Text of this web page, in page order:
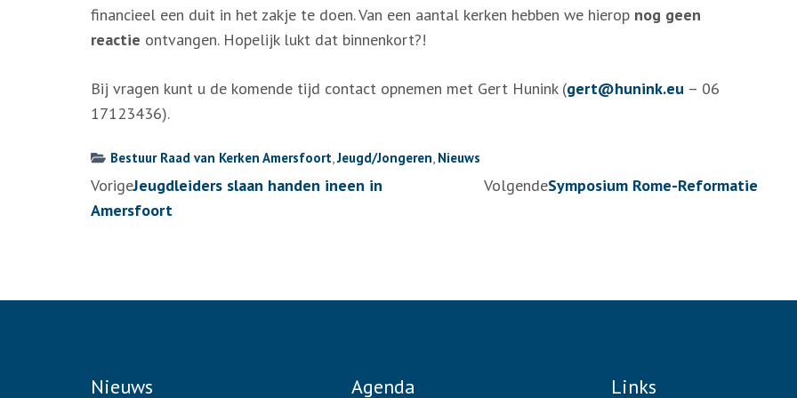
financieel een duit in het zakje te doen. Van een aantal kerken hebben we hierop nog geen
reactie ontvangen. Hopelijk lukt dat binnenkort?!
Bij vragen kunt u de komende tijd contact opnemen met Gert Hunink (gert@hunink.eu – 06
17123436).
Bestuur Raad van Kerken Amersfoort Jeugd/Jongeren Nieuws
Berichtennavigatie
VorigeJeugdleiders slaan handen ineen in
Amersfoort
VolgendeSymposium Rome-Reformatie
Nieuws Agenda Links